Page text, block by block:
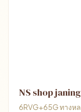
NS shop janing
6RVG+65G ทางห